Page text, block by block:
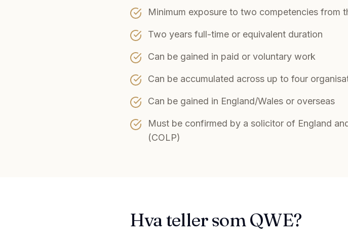
Minimum exposure to two competencies from
Two years full-time or equivalent duration
Can be gained in paid or voluntary work
Can be accumulated across up to four
Can be gained in England/Wales or overseas
Must be confirmed by a solicitor of England
(COLP)
Hva teller som QWE?